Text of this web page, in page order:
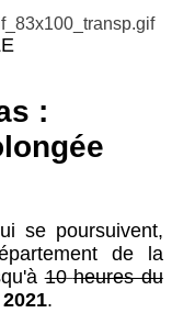
:
se poursuivent,
de la
10 heures du
.